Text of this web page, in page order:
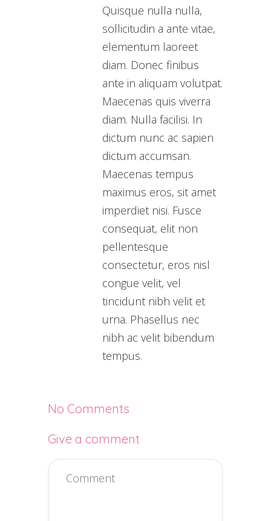
Quisque nulla nulla,
sollicitudin a ante vitae,
elementum laoreet
diam. Donec finibus
ante in aliquam volutpat.
Maecenas quis viverra
diam. Nulla facilisi. In
dictum nunc ac sapien
dictum accumsan.
Maecenas tempus
maximus eros, sit amet
imperdiet nisi. Fusce
consequat, elit non
pellentesque
consectetur, eros nisl
congue velit, vel
tincidunt nibh velit et
urna. Phasellus nec
nibh ac velit bibendum
tempus.
No Comments
Give a comment